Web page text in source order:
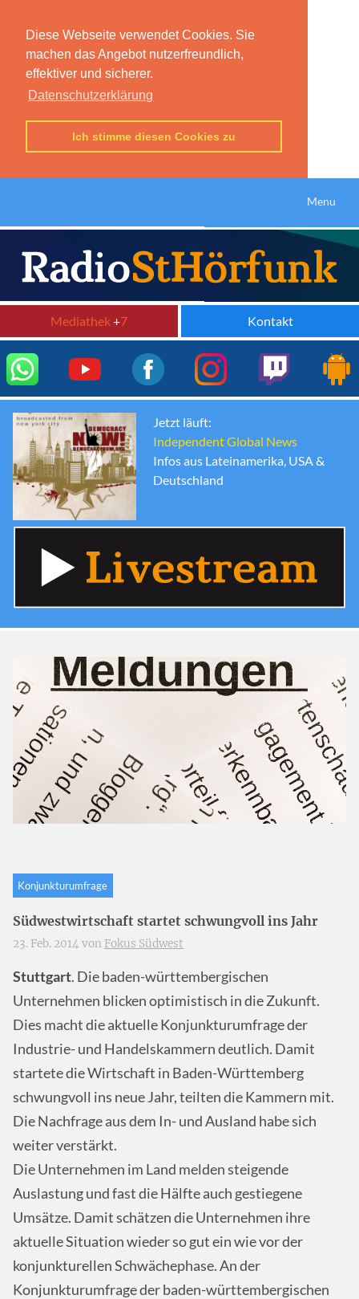
Diese Webseite verwendet Cookies. Sie
machen das Angebot nutzerfreundlich,
effektiver und sicherer.
Datenschutzerklärung
Ich stimme diesen Cookies zu
Menu
Mediathek+7 Kontakt
Jetzt läuft:
Independent Global News
Infos aus Lateinamerika, USA &
Deutschland
Konjunkturumfrage
Südwestwirtschaft startet schwungvoll ins Jahr
23. Feb. 2014 von Fokus Südwest
Stuttgart. Die baden-württembergischen
Unternehmen blicken optimistisch in die Zukunft.
Dies macht die aktuelle Konjunkturumfrage der
Industrie- und Handelskammern deutlich. Damit
startete die Wirtschaft in Baden-Württemberg
schwungvoll ins neue Jahr, teilten die Kammern mit.
Die Nachfrage aus dem In- und Ausland habe sich
weiter verstärkt.
Die Unternehmen im Land melden steigende
Auslastung und fast die Hälfte auch gestiegene
Umsätze. Damit schätzen die Unternehmen ihre
aktuelle Situation wieder so gut ein wie vor der
konjunkturellen Schwächephase. An der
Konjunkturumfrage der baden-württembergischen